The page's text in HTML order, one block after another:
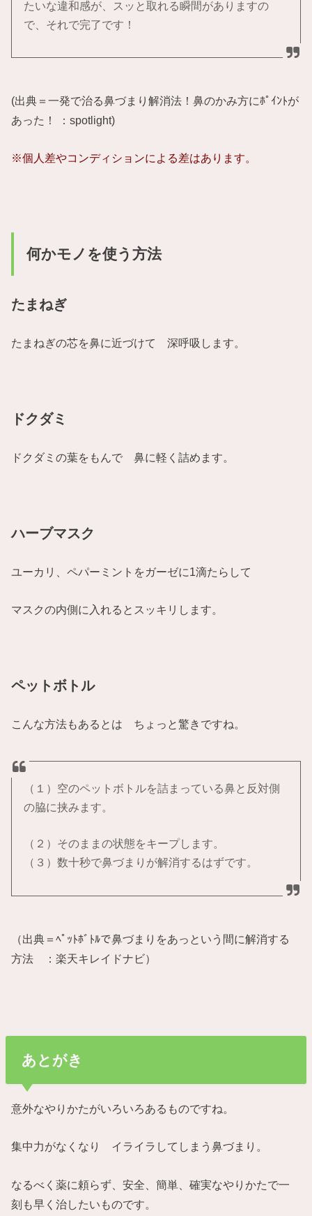
たいな違和感が、スッと取れる瞬間がありますの
で、それで完了です！
(出典＝一発で治る鼻づまり解消法！鼻のかみ方にﾎﾟｲﾝﾄが
あった！ ：spotlight)
※個人差やコンディションによる差はあります。
何かモノを使う方法
たまねぎ
たまねぎの芯を鼻に近づけて 深呼吸します。
ドクダミ
ドクダミの葉をもんで 鼻に軽く詰めます。
ハーブマスク
ユーカリ、ペパーミントをガーゼに1滴たらして
マスクの内側に入れるとスッキリします。
ペットボトル
こんな方法もあるとは ちょっと驚きですね。
（１）空のペットボトルを詰まっている鼻と反対側
の脇に挟みます。
（２）そのままの状態をキープします。
（３）数十秒で鼻づまりが解消するはずです。
（出典＝ﾍﾟｯﾄﾎﾞﾄﾙで鼻づまりをあっという間に解消する
方法 ：楽天キレイドナビ）
あとがき
意外なやりかたがいろいろあるものですね。
集中力がなくなり イライラしてしまう鼻づまり。
なるべく薬に頼らず、安全、簡単、確実なやりかたで一
刻も早く治したいものです。